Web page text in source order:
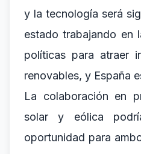
y la tecnología será
estado trabajando en
políticas para atraer
renovables, y España
La colaboración en
solar y eólica
oportunidad para